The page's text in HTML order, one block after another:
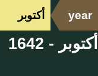
year أكتوبر
أكتوبر - 1642